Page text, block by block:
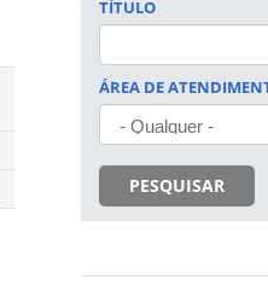
TÍTULO
ÁREA DE
PESQUISAR